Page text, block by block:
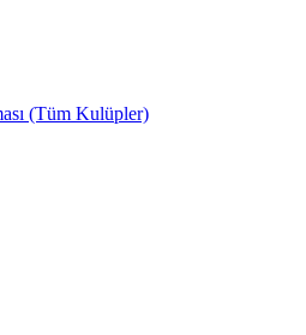
(Tüm Kulüpler)